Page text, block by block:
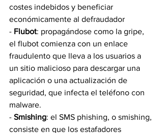
costes indebidos y beneficiar
económicamente al defraudador
- Flubot: propagándose como la gripe,
el flubot comienza con un enlace
fraudulento que lleva a los usuarios a
un sitio malicioso para descargar una
aplicación o una actualización de
seguridad, que infecta el teléfono con
malware.
- Smishing: el SMS phishing, o smishing,
consiste en que los estafadores